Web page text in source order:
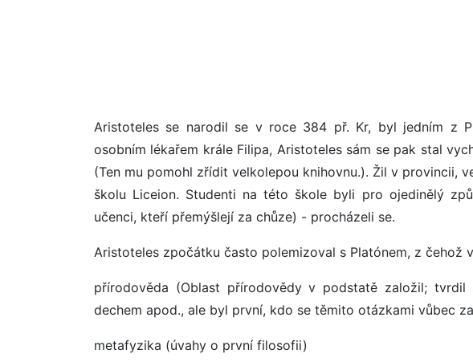
Aristoteles se narodil se v roce 384 př. Kr, byl jedním z
osobním lékařem krále Filipa, Aristoteles sám se pak stal
(Ten mu pomohl zřídit velkolepou knihovnu.). Žil v provincii,
školu Liceion. Studenti na této škole byli pro ojedinělý
učenci, kteří přemýšlejí za chůze) - procházeli se.
Aristoteles zpočátku často polemizoval s Platónem, z čehož
přírodověda (Oblast přírodovědy v podstatě založil;
dechem apod., ale byl první, kdo se těmito otázkami vůbec
metafyzika (úvahy o první filosofii)